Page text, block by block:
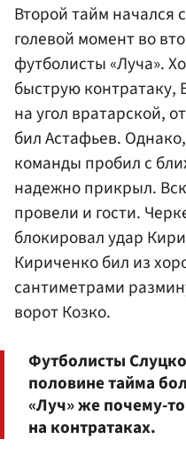
Второй тайм начался
голевой момент во
футболисты «Луча».
быструю контратаку,
на угол вратарской,
бил Астафьев.
команды пробил с
надежно прикрыл.
провели и гости.
блокировал удар
Кириченко бил из
сантиметрами
ворот Козко.
Футболисты
половине тайма
«Луч» же почему-
на контратаках.